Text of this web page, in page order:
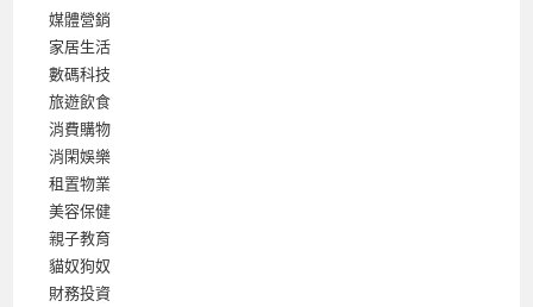
媒體營銷
家居生活
數碼科技
旅遊飲食
消費購物
消閑娛樂
租置物業
美容保健
親子教育
貓奴狗奴
財務投資